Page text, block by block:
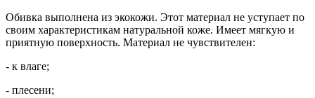
Обивка выполнена из экокожи. Этот материал не уступает по
своим характеристикам натуральной коже. Имеет мягкую и
приятную поверхность. Материал не чувствителен:
- к влаге;
- плесени;